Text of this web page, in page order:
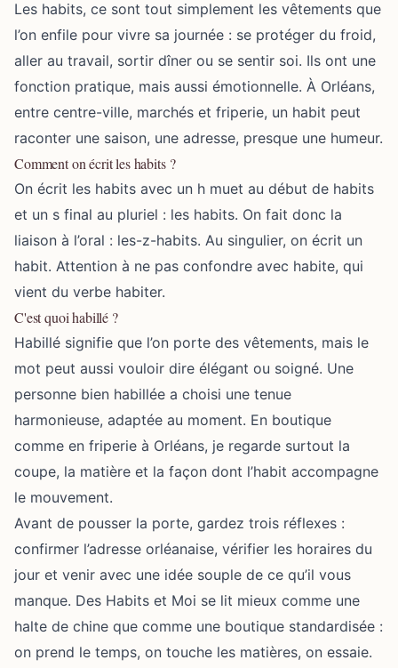
Les habits, ce sont tout simplement les vêtements que
l’on enfile pour vivre sa journée : se protéger du froid,
aller au travail, sortir dîner ou se sentir soi. Ils ont une
fonction pratique, mais aussi émotionnelle. À Orléans,
entre centre-ville, marchés et friperie, un habit peut
raconter une saison, une adresse, presque une humeur.
Comment on écrit les habits ?
On écrit les habits avec un h muet au début de habits
et un s final au pluriel : les habits. On fait donc la
liaison à l’oral : les-z-habits. Au singulier, on écrit un
habit. Attention à ne pas confondre avec habite, qui
vient du verbe habiter.
C'est quoi habillé ?
Habillé signifie que l’on porte des vêtements, mais le
mot peut aussi vouloir dire élégant ou soigné. Une
personne bien habillée a choisi une tenue
harmonieuse, adaptée au moment. En boutique
comme en friperie à Orléans, je regarde surtout la
coupe, la matière et la façon dont l’habit accompagne
le mouvement.
Avant de pousser la porte, gardez trois réflexes :
confirmer l’adresse orléanaise, vérifier les horaires du
jour et venir avec une idée souple de ce qu’il vous
manque. Des Habits et Moi se lit mieux comme une
halte de chine que comme une boutique standardisée :
on prend le temps, on touche les matières, on essaie.